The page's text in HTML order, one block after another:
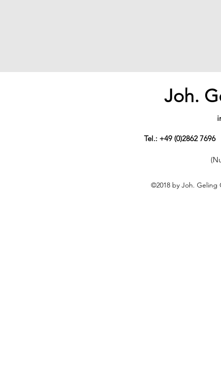
Joh.
Tel.: +49 (0)2862 7696
©2018 by Joh. Geling